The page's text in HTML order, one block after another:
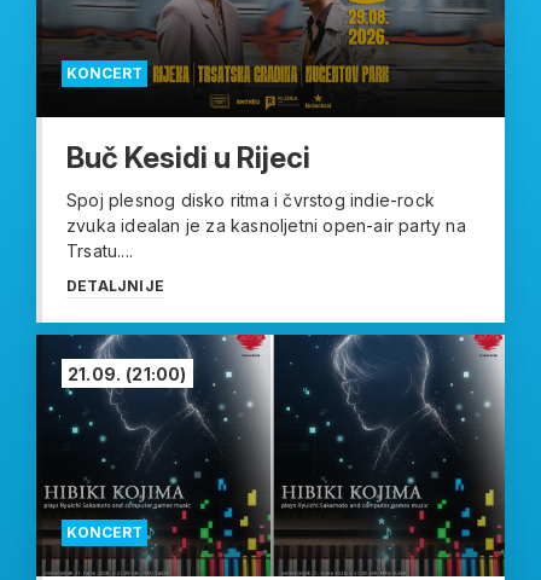
KONCERT
Buč Kesidi u Rijeci
Spoj plesnog disko ritma i čvrstog indie-rock
zvuka idealan je za kasnoljetni open-air party na
Trsatu....
DETALJNIJE
KONCERT
21.09. (21:00)